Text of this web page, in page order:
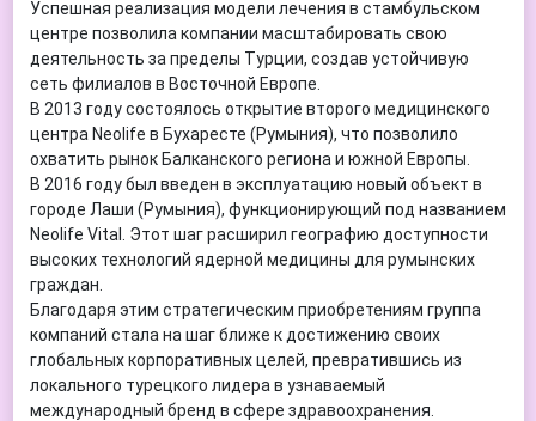
Успешная реализация модели лечения в стамбульском
центре позволила компании масштабировать свою
деятельность за пределы Турции, создав устойчивую
сеть филиалов в Восточной Европе.
В 2013 году состоялось открытие второго медицинского
центра Neolife в Бухаресте (Румыния), что позволило
охватить рынок Балканского региона и южной Европы.
В 2016 году был введен в эксплуатацию новый объект в
городе Лаши (Румыния), функционирующий под названием
Neolife Vital. Этот шаг расширил географию доступности
высоких технологий ядерной медицины для румынских
граждан.
Благодаря этим стратегическим приобретениям группа
компаний стала на шаг ближе к достижению своих
глобальных корпоративных целей, превратившись из
локального турецкого лидера в узнаваемый
международный бренд в сфере здравоохранения.